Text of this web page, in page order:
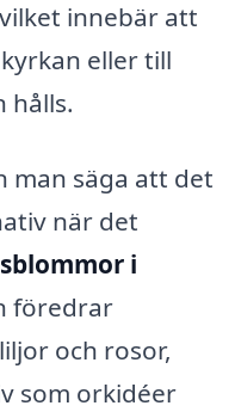
innebär att
eller till
hålls.
man säga att det
när det
i
föredrar
och rosor,
som orkidéer